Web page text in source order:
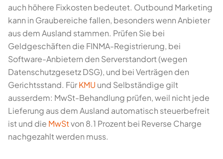
auch höhere Fixkosten bedeutet. Outbound Marketing
kann in Graubereiche fallen, besonders wenn Anbieter
aus dem Ausland stammen. Prüfen Sie bei
Geldgeschäften die FINMA-Registrierung, bei
Software-Anbietern den Serverstandort (wegen
Datenschutzgesetz DSG), und bei Verträgen den
Gerichtsstand. FürKMU und Selbständige gilt
ausserdem: MwSt-Behandlung prüfen, weil nicht jede
Lieferung aus dem Ausland automatisch steuerbefreit
ist und die MwStvon 8.1 Prozent bei Reverse Charge
nachgezahlt werden muss.